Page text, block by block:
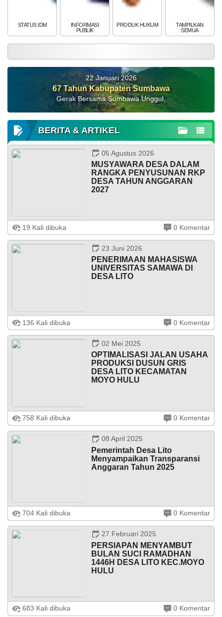
INFORMASI
PUBLIK
PRODUK HUKUM
GALERI FOTO INVENTARIS DATA STUNTING
DATA PETA ARSIP ARTIKEL
STATUS IDM
INFORMASI
PUBLIK
PRODUK HUKUM
TAMPILKAN
SEMUA
22 Januari 2026
67 Tahun Kabupaten Sumbawa
Gerak Bersama Sumbawa Unggul,
BERITA & ARTIKEL
05 Agustus 2026
MUSYAWARA DESA DALAM
RANGKA PENYUSUNAN RKP
DESA TAHUN ANGGARAN
2027
19 Kali dibuka 0 Komentar
Musyawara Desa (Musdes) Tentang Rencana Kerja
Pembangunan Desa (RKPDes) Tahun Anggaran 2027,
Desa Lito Kecamatan Moy Hulu Kabupaten Sumbawa,
Bertempat ...
23 Juni 2026
PENERIMAAN MAHASISWA
UNIVERSITAS SAMAWA DI
DESA LITO
136 Kali dibuka 0 Komentar
Pemerintah Desa Lito Sambut Mahasiswa Universitas
Samawa Bersama Dosen Pembimbing Lapangan Bapak
Roli Febrianto S.H di Aula Kantor Kepala Desa Lito
disambut langsung oleh Kepala Desa ...
02 Mei 2025
OPTIMALISASI JALAN USAHA
PRODUKSI DUSUN GRIS
DESA LITO KECAMATAN
MOYO HULU
758 Kali dibuka 0 Komentar
Dalam rangka mewujudkan peningkatan Sumber Daya
Alam (SDA) di bidang pertanian dan perkebunan di
kabupaten sumbawa Kepala Desa Lito Bapak
MASWARANG menjelaskan perlu adanya salah ...
08 April 2025
Pemerintah Desa Lito
Menyampaikan Transparansi
Anggaran Tahun 2025
704 Kali dibuka 0 Komentar
INFOGRAFIK APBDES 2025DESA LITO, KECAMATAN
MOYO HULU, KABUPATEN SUMBAWA Pemerintah
Desa Lito Menyampaikan Transparansi Anggaran Tahun
2025 Pemerintah Desa Lito, Kecamatan Moyo Hulu, ...
27 Februari 2025
PERSIAPAN MENYAMBUT
BULAN SUCI RAMADHAN
1446H DESA LITO KEC.MOYO
HULU
683 Kali dibuka 0 Komentar
Dalam persiapan menyambut bulan suci ramadhan
1446H, Bapak Kepala Desa Llito Mengundang Hukum
23
Juni
2026
PENERIMAAN
MAHASISWA
DI
DESA
LITO
101.983.849,93
RP 0,00
APBDes 2025 Pendapatan
Dana Desa